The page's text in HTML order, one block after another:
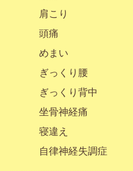
肩こり
頭痛
めまい
ぎっくり腰
ぎっくり背中
坐骨神経痛
寝違え
自律神経失調症